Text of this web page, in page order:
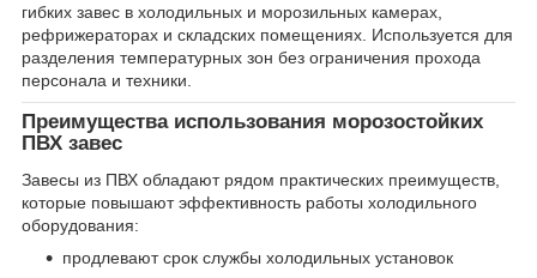
гибких завес в холодильных и морозильных камерах,
рефрижераторах и складских помещениях. Используется для
разделения температурных зон без ограничения прохода
персонала и техники.
Преимущества использования морозостойких
ПВХ завес
Завесы из ПВХ обладают рядом практических преимуществ,
которые повышают эффективность работы холодильного
оборудования:
продлевают срок службы холодильных установок